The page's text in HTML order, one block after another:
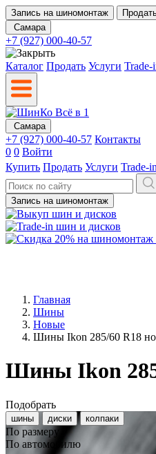
Запись на шиномонтаж
Самара
+7 (927) 000-40-57
Каталог Продать Услуги Trade-
Самара
+7 (927) 000-40-57 Контакты
0 0 Войти
Купить Продать Услуги Trade-in
Запись на шиномонтаж
Главная
Шины
Новые
Шины Ikon 285/60 R18
Шины Ikon
Подобрать
шины диски колпаки
По размеру
По автомобилю